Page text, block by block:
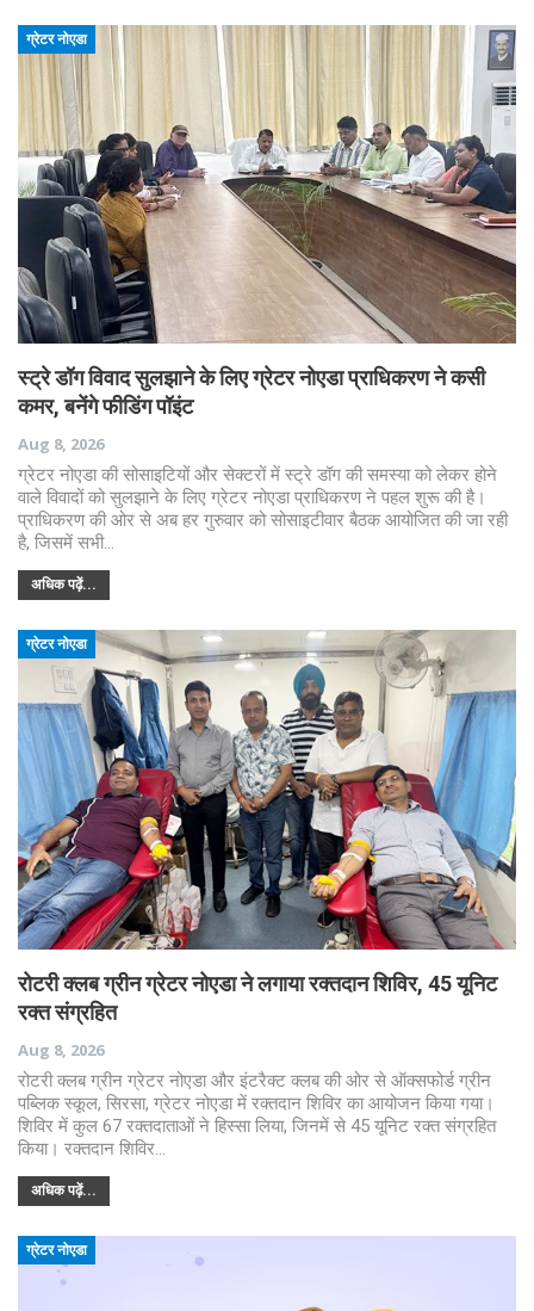
ग्रेटर नोएडा
स्ट्रे डॉग विवाद सुलझाने के लिए ग्रेटर नोएडा प्राधिकरण ने कसी
कमर, बनेंगे फीडिंग पॉइंट
Aug 8, 2026
ग्रेटर नोएडा की सोसाइटियों और सेक्टरों में स्ट्रे डॉग की समस्या को लेकर होने
वाले विवादों को सुलझाने के लिए ग्रेटर नोएडा प्राधिकरण ने पहल शुरू की है।
प्राधिकरण की ओर से अब हर गुरुवार को सोसाइटीवार बैठक आयोजित की जा रही
है, जिसमें सभी…
अधिक पढ़ें...
ग्रेटर नोएडा
रोटरी क्लब ग्रीन ग्रेटर नोएडा ने लगाया रक्तदान शिविर, 45 यूनिट
रक्त संग्रहित
Aug 8, 2026
रोटरी क्लब ग्रीन ग्रेटर नोएडा और इंटरैक्ट क्लब की ओर से ऑक्सफोर्ड ग्रीन
पब्लिक स्कूल, सिरसा, ग्रेटर नोएडा में रक्तदान शिविर का आयोजन किया गया।
शिविर में कुल 67 रक्तदाताओं ने हिस्सा लिया, जिनमें से 45 यूनिट रक्त संग्रहित
किया। रक्तदान शिविर…
अधिक पढ़ें...
ग्रेटर नोएडा